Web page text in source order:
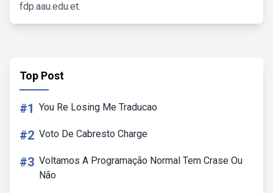
fdp.aau.edu.et.
Top Post
#1 You Re Losing Me Traducao
#2 Voto De Cabresto Charge
#3 Voltamos A Programação Normal Tem Crase Ou
Não